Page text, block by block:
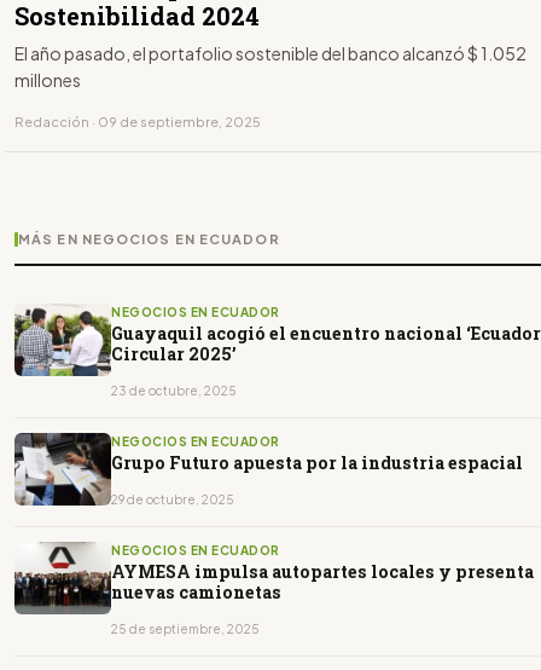
Sostenibilidad 2024
El año pasado, el portafolio sostenible del banco alcanzó $ 1.052
millones
Redacción · 09 de septiembre, 2025
MÁS EN NEGOCIOS EN ECUADOR
NEGOCIOS EN ECUADOR
Guayaquil acogió el encuentro nacional ‘Ecuador
Circular 2025’
23 de octubre, 2025
NEGOCIOS EN ECUADOR
Grupo Futuro apuesta por la industria espacial
29 de octubre, 2025
NEGOCIOS EN ECUADOR
AYMESA impulsa autopartes locales y presenta
nuevas camionetas
25 de septiembre, 2025